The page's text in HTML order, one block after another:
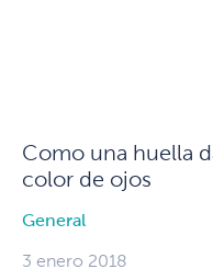
Como una huella
color de ojos
General
3 enero 2018